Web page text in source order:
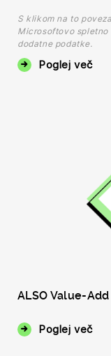
S klikom na to
Microsoftovo spletno
dodatne podatke.
Poglej več
ALSO Value-
Poglej več